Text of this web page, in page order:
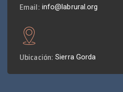
Email: info@labrural.org
Ubicación: Sierra Gorda